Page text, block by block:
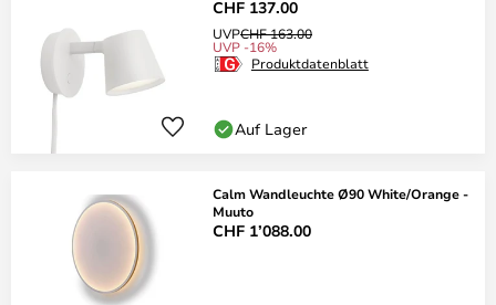
CHF 137.00
UVPCHF 163.00
UVP -16%
Produktdatenblatt
Auf Lager
Calm Wandleuchte Ø90 White/Orange -
Muuto
CHF 1’088.00